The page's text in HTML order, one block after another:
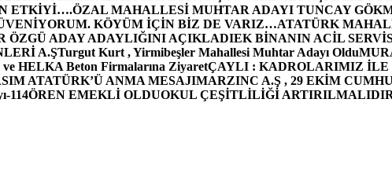
ETKİYİ….ÖZAL MAHALLESİ MUHTAR ADAYI TUNCAY
KÖYÜM İÇİN BİZ DE VARIZ…ATATÜRK
ÖZGÜ ADAY ADAYLIĞINI AÇIKLADIEK BİNANIN ACİL
A.ŞTurgut Kurt , Yirmibeşler Mahallesi Muhtar Adayı Oldu
ve HELKA Beton Firmalarına ZiyaretÇAYLI : KADROLARIMIZ İLE
ATATÜRK’Ü ANMA MESAJIMARZINC A.Ş , 29 EKİM
114ÖREN EMEKLİ OLDUOKUL ÇEŞİTLİLİĞİ